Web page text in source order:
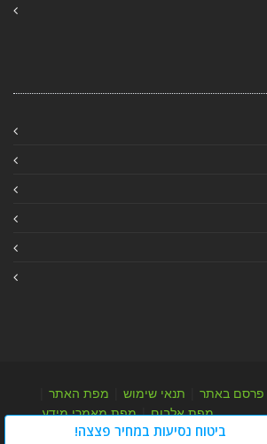
פרסם באתר תנאי שימוש מפת האתר
מפת אלבום|מפת מאמרי מידע
ביטוח נסיעות במחיר פצצה!